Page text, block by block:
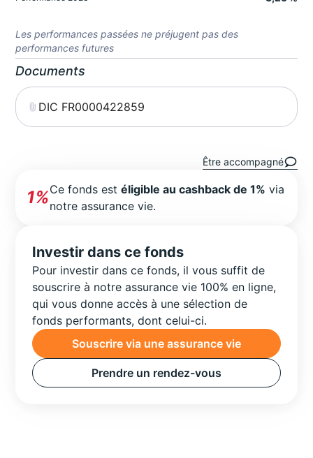
Les performances passées ne préjugent pas des
performances futures
Documents
DIC FR0000422859
Être accompagné
1%Ce fonds estéligible au cashback de 1% via
notre assurance vie.
Investir dans ce fonds
Pour investir dans ce fonds, il vous suffit de
souscrire à notre assurance vie 100% en ligne,
qui vous donne accès à une sélection de
fonds performants, dont celui-ci.
Souscrire via une assurance vie
Prendre un rendez-vous